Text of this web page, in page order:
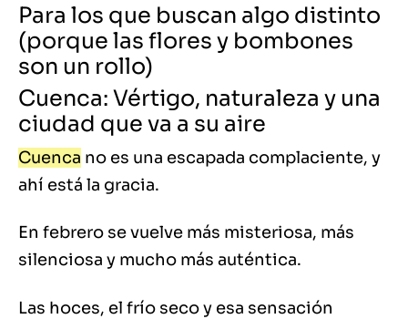
Para los que buscan algo distinto
(porque las flores y bombones
son un rollo)
Cuenca: Vértigo, naturaleza y una
ciudad que va a su aire
Cuenca no es una escapada complaciente, y
ahí está la gracia.
En febrero se vuelve más misteriosa, más
silenciosa y mucho más auténtica.
Las hoces, el frío seco y esa sensación